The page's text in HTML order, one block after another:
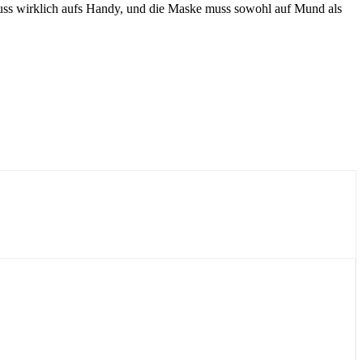
wirklich aufs Handy, und die Maske muss sowohl auf Mund als